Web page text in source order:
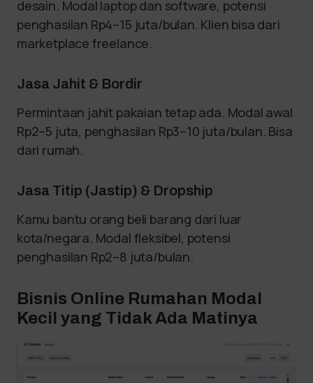
desain. Modal laptop dan software, potensi
penghasilan Rp4–15 juta/bulan. Klien bisa dari
marketplace freelance.
Jasa Jahit & Bordir
Permintaan jahit pakaian tetap ada. Modal awal
Rp2–5 juta, penghasilan Rp3–10 juta/bulan. Bisa
dari rumah.
Jasa Titip (Jastip) & Dropship
Kamu bantu orang beli barang dari luar
kota/negara. Modal fleksibel, potensi
penghasilan Rp2–8 juta/bulan.
Bisnis Online Rumahan Modal
Kecil yang Tidak Ada Matinya